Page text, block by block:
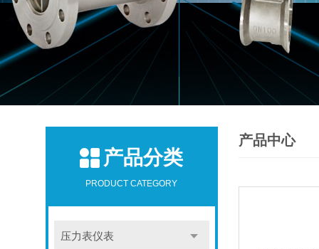
产品分类
PRODUCT CATEGORY
压力表仪表
产品中心